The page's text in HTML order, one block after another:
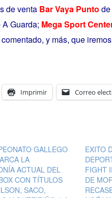
de venta Bar Vaya Punto
Guarda; Mega Sport
y más, que
Imprimir Correo
GALLEGO
LA
ACTUAL DEL
CON TÍTULOS
SACO,
EXITO
FIGHT
DE